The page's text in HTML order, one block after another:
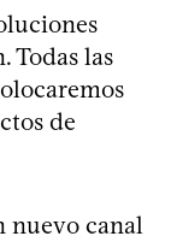
Todas las
de
nuevo canal